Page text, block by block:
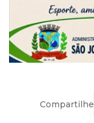
Compartilhe